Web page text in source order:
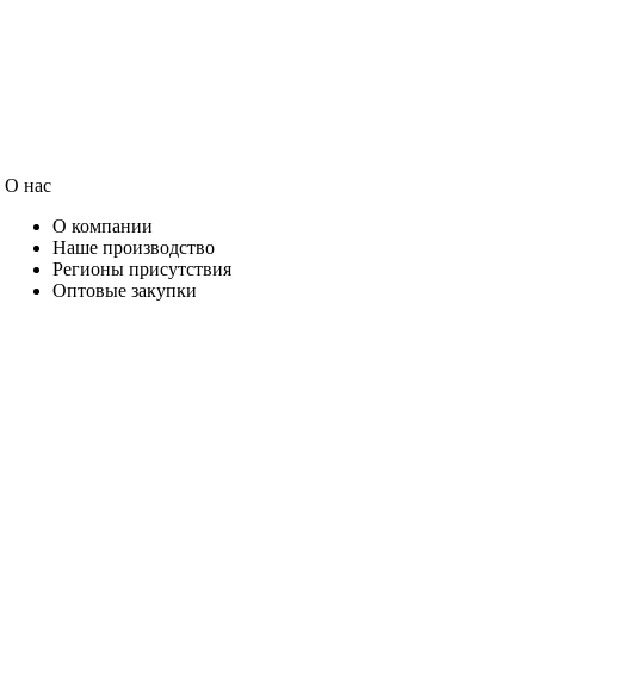
О нас
О компании
Наше производство
Регионы присутствия
Оптовые закупки